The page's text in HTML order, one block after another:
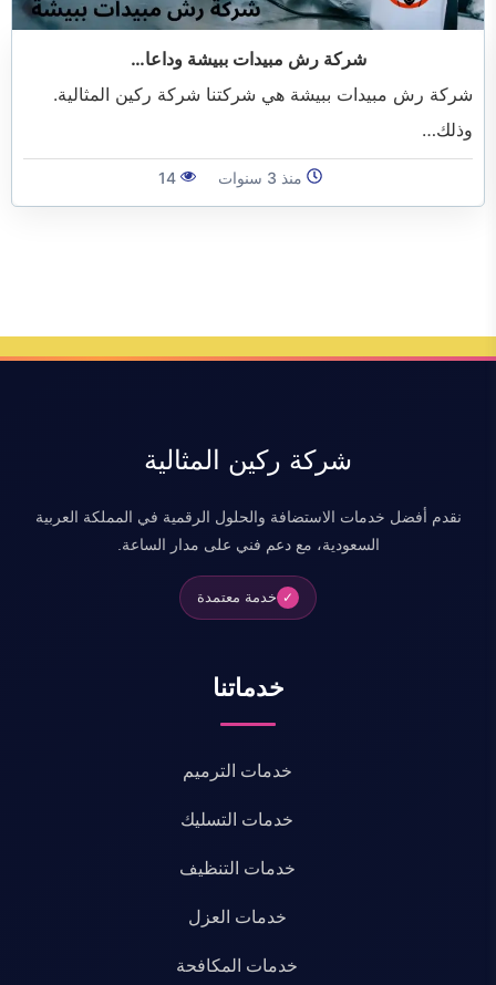
الفرعية
شركة رش مبيدات ببيشة وداعا…
شركة رش مبيدات ببيشة هي شركتنا شركة ركين المثالية.
وذلك…
منذ 3 سنوات 14
شركة ركين المثالية
نقدم أفضل خدمات الاستضافة والحلول الرقمية في المملكة العربية
السعودية، مع دعم فني على مدار الساعة.
✓ خدمة معتمدة
خدماتنا
خدمات الترميم
خدمات التسليك
خدمات التنظيف
خدمات العزل
خدمات المكافحة